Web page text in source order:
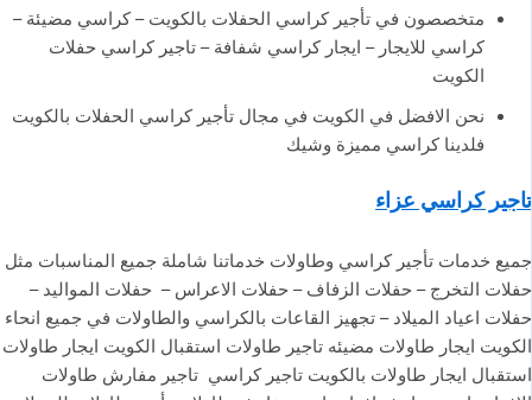
متخصصون في تأجير كراسي الحفلات بالكويت – كراسي مضيئة –
كراسي للايجار – ايجار كراسي شفافة – تاجير كراسي حفلات
الكويت
نحن الافضل في الكويت في مجال تأجير كراسي الحفلات بالكويت
فلدينا كراسي مميزة وشيك
تاجير كراسي عزاء
جميع خدمات تأجير كراسي وطاولات خدماتنا شاملة جميع المناسبات مثل
حفلات التخرج – حفلات الزفاف – حفلات الاعراس – حفلات المواليد –
حفلات اعياد الميلاد – تجهيز القاعات بالكراسي والطاولات في جميع انحاء
الكويت ايجار طاولات مضيئه تاجير طاولات استقبال الكويت ايجار طاولات
استقبال ايجار طاولات بالكويت تاجير كراسي تاجير مفارش طاولات